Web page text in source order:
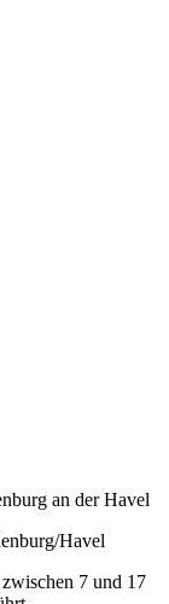
an der Havel
Havel
7 und 17